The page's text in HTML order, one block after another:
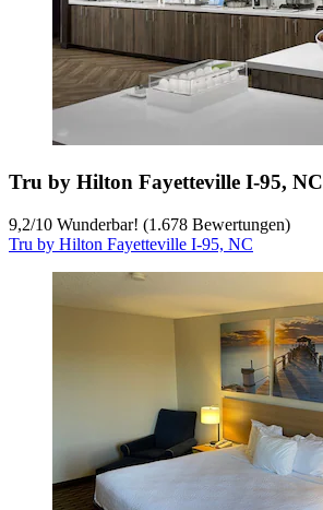
Tru by Hilton Fayetteville I-95, NC
9,2/10 Wunderbar! (1.678 Bewertungen)
Tru by Hilton Fayetteville I-95, NC